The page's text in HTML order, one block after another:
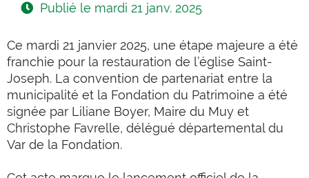
Publié le mardi 21 janv. 2025
Ce mardi 21 janvier 2025, une étape majeure a été
franchie pour la restauration de l’église Saint-
Joseph. La convention de partenariat entre la
municipalité et la Fondation du Patrimoine a été
signée par Liliane Boyer, Maire du Muy et
Christophe Favrelle, délégué départemental du
Var de la Fondation.